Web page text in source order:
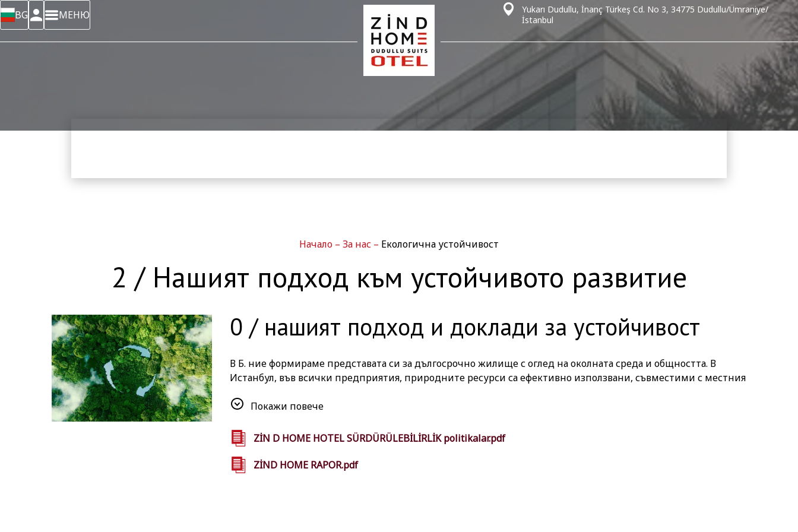
BG МЕНЮ
Yukarı Dudullu, İnanç Türkeş Cd. No 3, 34775 Dudullu/Ümraniye/
İstanbul
Начало – За нас – Екологична устойчивост
2 / Нашият подход към устойчивото развитие
0 / нашият подход и доклади за устойчивост
В Б. ние формираме представата си за дългосрочно жилище с оглед на околната среда и общността. В
Истанбул, във всички предприятия, природните ресурси са ефективно използвани, съвместими с местния
получите достъп до съответните ни отчети на тази страница.
Покажи повече
ZİN D HOME HOTEL SÜRDÜRÜLEBİLİRLİK politikalar.pdf
ZİND HOME RAPOR.pdf